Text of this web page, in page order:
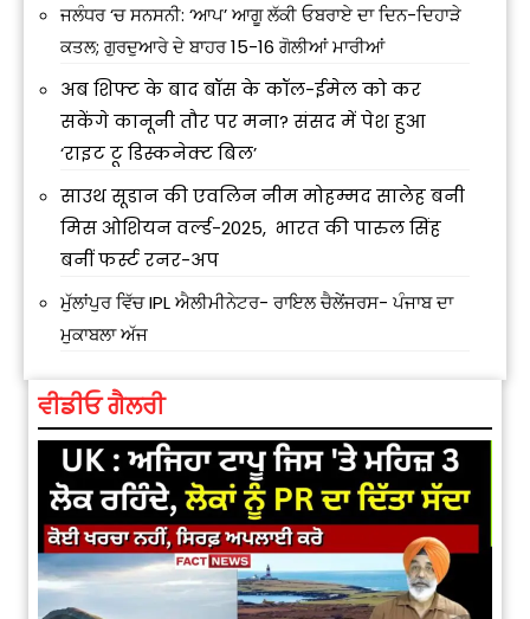
ਜਲੰਧਰ ‘ਚ ਸਨਸਨੀ: ‘ਆਪ’ ਆਗੂ ਲੱਕੀ ਓਬਰਾਏ ਦਾ ਦਿਨ-ਦਿਹਾੜੇ
ਕਤਲ; ਗੁਰਦੁਆਰੇ ਦੇ ਬਾਹਰ 15-16 ਗੋਲੀਆਂ ਮਾਰੀਆਂ
अब शिफ्ट के बाद बॉस के कॉल-ईमेल को कर
सकेंगे कानूनी तौर पर मना? संसद में पेश हुआ
‘राइट टू डिस्कनेक्ट बिल’
साउथ सूडान की एवलिन नीम मोहम्मद सालेह बनी
मिस ओशियन वर्ल्ड-2025, भारत की पारुल सिंह
बनीं फर्स्ट रनर-अप
ਮੁੱਲਾਂਪੁਰ ਵਿੱਚ IPL ਐਲੀਮੀਨੇਟਰ- ਰਾਇਲ ਚੈਲੇਂਜਰਸ- ਪੰਜਾਬ ਦਾ
ਮੁਕਾਬਲਾ ਅੱਜ
ਵੀਡੀਓ ਗੈਲਰੀ